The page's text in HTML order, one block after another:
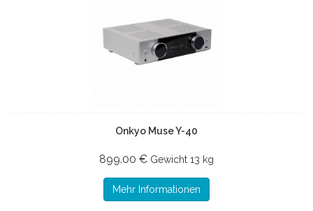
Onkyo Muse Y-40
899.00 € Gewicht 13 kg
Mehr Informationen